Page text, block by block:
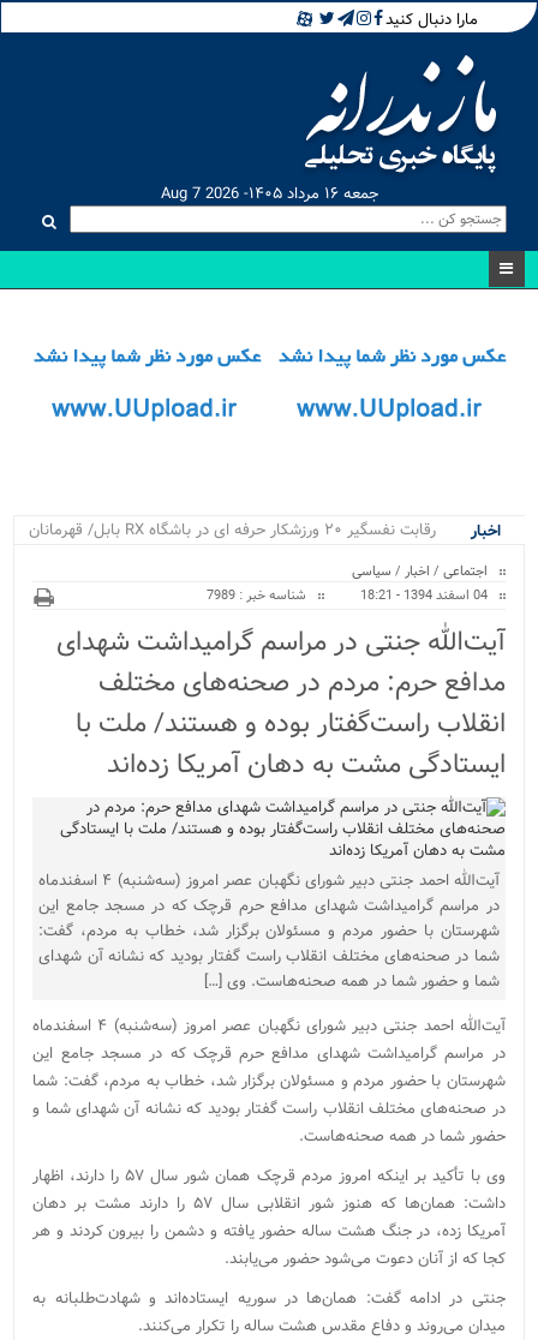
مارا دنبال کنید
جمعه ۱۶ مرداد ۱۴۰۵- Aug 7 2026
اخبار
۴ پر.
اجتماعی / اخبار / سیاسی
04 اسفند 1394 - 18:21
شناسه خبر : 7989
آیت‌الله جنتی در مراسم گرامیداشت شهدای
مدافع حرم: مردم در صحنه‌های مختلف
انقلاب راست‌گفتار بوده و هستند/ ملت با
ایستادگی مشت به دهان آمریکا زده‌اند
آیت‌الله احمد جنتی دبیر شورای نگهبان عصر امروز (سه‌شنبه) ۴ اسفندماه
در مراسم گرامیداشت شهدای مدافع حرم قرچک که در مسجد جامع این
شهرستان با حضور مردم و مسئولان برگزار شد، خطاب به مردم، گفت:
شما در صحنه‌های مختلف انقلاب راست‌ گفتار بودید که نشانه آن شهدای
شما و حضور شما در همه صحنه‌هاست. وی […]
آیت‌الله احمد جنتی دبیر شورای نگهبان عصر امروز (سه‌شنبه) ۴ اسفندماه
در مراسم گرامیداشت شهدای مدافع حرم قرچک که در مسجد جامع این
شهرستان با حضور مردم و مسئولان برگزار شد، خطاب به مردم، گفت: شما
در صحنه‌های مختلف انقلاب راست‌ گفتار بودید که نشانه آن شهدای شما و
حضور شما در همه صحنه‌هاست.
وی با تأکید بر اینکه امروز مردم قرچک همان شور سال ۵۷ را دارند، اظهار
داشت: همان‌ها که هنوز شور انقلابی سال ۵۷ را دارند مشت بر دهان
آمریکا زده، در جنگ هشت ساله حضور یافته و دشمن را بیرون کردند و هر
کجا که از آنان دعوت می‌شود حضور می‌یابند.
جنتی در ادامه گفت: همان‌ها در سوریه ایستاده‌اند و شهادت‌طلبانه به
میدان می‌روند و دفاع مقدس هشت ساله را تکرار می‌کنند.